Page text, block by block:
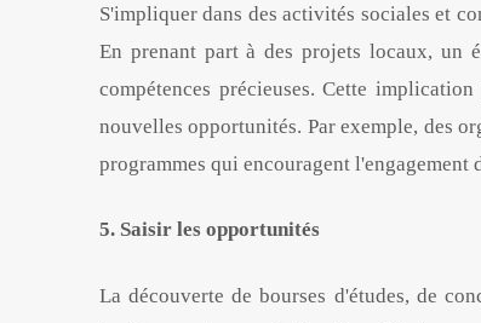
S'impliquer dans des activités sociales et
En prenant part à des projets locaux, un
compétences précieuses. Cette
nouvelles opportunités. Par exemple, des
programmes qui encouragent l'engagement
5. Saisir les opportunités
La découverte de bourses d'études, de